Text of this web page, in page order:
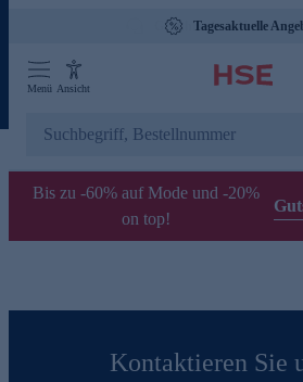
Gebührenfreie Hotline
Tagesaktuelle
Menü Ansicht
Bis zu -60% auf Mode und -20%
on top!
Kontaktieren Sie